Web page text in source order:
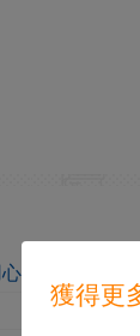
得
獲得更